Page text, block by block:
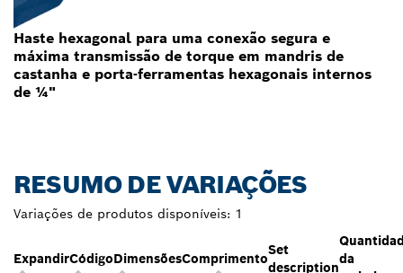
Haste hexagonal para uma conexão segura e
máxima transmissão de torque em mandris de
castanha e porta-ferramentas hexagonais internos
de ¼"
RESUMO DE VARIAÇÕES
Variações de produtos disponíveis: 1
ExpandirCódigoDimensõesComprimento
Set
description
da